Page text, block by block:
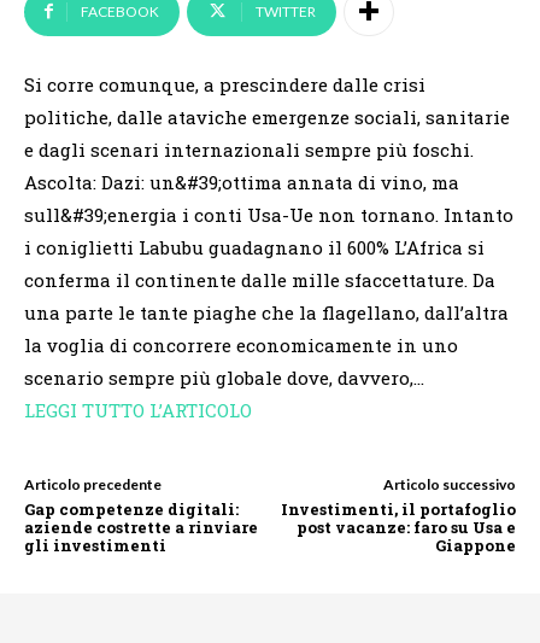
FACEBOOK TWITTER
Si corre comunque, a prescindere dalle crisi
politiche, dalle ataviche emergenze sociali, sanitarie
e dagli scenari internazionali sempre più foschi.
Ascolta: Dazi: un&#39;ottima annata di vino, ma
sull&#39;energia i conti Usa-Ue non tornano. Intanto
i coniglietti Labubu guadagnano il 600% L’Africa si
conferma il continente dalle mille sfaccettature. Da
una parte le tante piaghe che la flagellano, dall’altra
la voglia di concorrere economicamente in uno
scenario sempre più globale dove, davvero,…
LEGGI TUTTO L’ARTICOLO
Articolo precedente
Gap competenze digitali:
aziende costrette a rinviare
gli investimenti
Articolo successivo
Investimenti, il portafoglio
post vacanze: faro su Usa e
Giappone